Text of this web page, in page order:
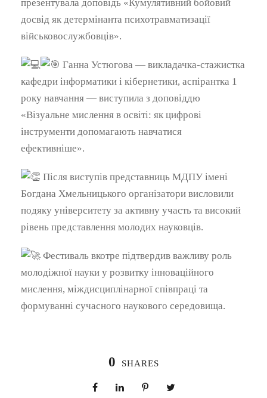
презентувала доповідь «Кумулятивний бойовий
досвід як детермінанта психотравматизації
військовослужбовців».
Ганна Устюгова — викладачка-стажистка
кафедри інформатики і кібернетики, аспірантка 1
року навчання — виступила з доповіддю
«Візуальне мислення в освіті: як цифрові
інструменти допомагають навчатися
ефективніше».
Після виступів представниць МДПУ імені
Богдана Хмельницького організатори висловили
подяку університету за активну участь та високий
рівень представлення молодих науковців.
Фестиваль вкотре підтвердив важливу роль
молодіжної науки у розвитку інноваційного
мислення, міждисциплінарної співпраці та
формуванні сучасного наукового середовища.
0 SHARES